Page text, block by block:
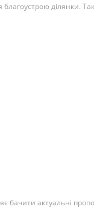
ділянки.
актуальні